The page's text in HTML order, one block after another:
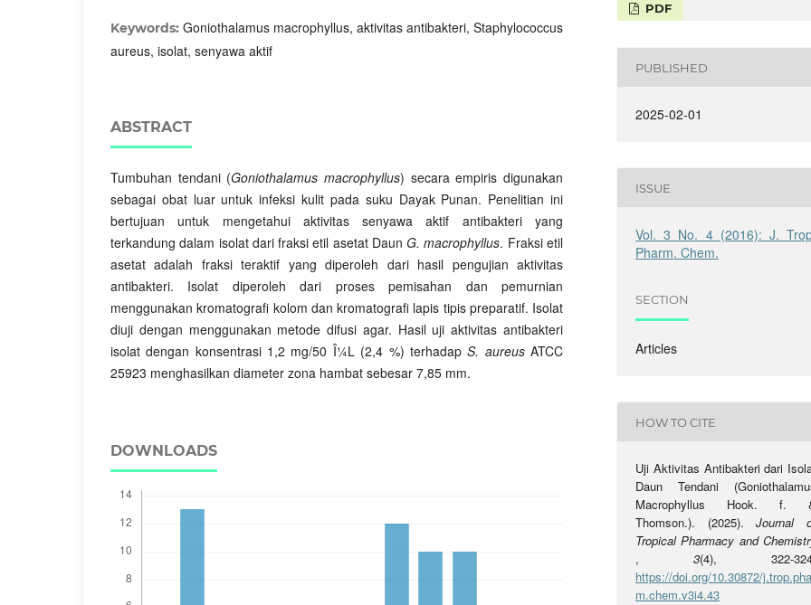
Keywords: Goniothalamus macrophyllus, aktivitas antibakteri, Staphylococcus
aureus, isolat, senyawa aktif
ABSTRACT
Tumbuhan tendani (Goniothalamus macrophyllus) secara empiris digunakan
sebagai obat luar untuk infeksi kulit pada suku Dayak Punan. Penelitian ini
bertujuan untuk mengetahui aktivitas senyawa aktif antibakteri yang
terkandung dalam isolat dari fraksi etil asetat DaunG. macrophyllus. Fraksi etil
asetat adalah fraksi teraktif yang diperoleh dari hasil pengujian aktivitas
antibakteri. Isolat diperoleh dari proses pemisahan dan pemurnian
menggunakan kromatografi kolom dan kromatografi lapis tipis preparatif. Isolat
diuji dengan menggunakan metode difusi agar. Hasil uji aktivitas antibakteri
isolat dengan konsentrasi 1,2 mg/50 Î¼L (2,4 %) terhadapS. aureusATCC
25923 menghasilkan diameter zona hambat sebesar 7,85 mm.
DOWNLOADS
PDF
PUBLISHED
2025-02-01
ISSUE
Vol. 3 No. 4 (2016): J.
Pharm. Chem.
SECTION
Articles
HOW TO CITE
Uji Aktivitas Antibakteri dari
Daun Tendani
Macrophyllus Hook. f.
Thomson.). (2025).Journal
Tropical Pharmacy and
, 3(4), 322-
https://doi.org/10.30872/
m.chem.v3i4.43